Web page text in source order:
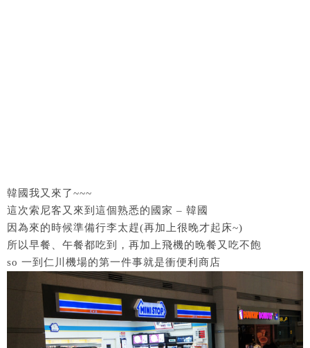
韓國我又來了~~~
這次索尼客又來到這個熟悉的國家 – 韓國
因為來的時候準備行李太趕(再加上很晚才起床~)
所以早餐、午餐都吃到，再加上飛機的晚餐又吃不飽
so 一到仁川機場的第一件事就是衝便利商店